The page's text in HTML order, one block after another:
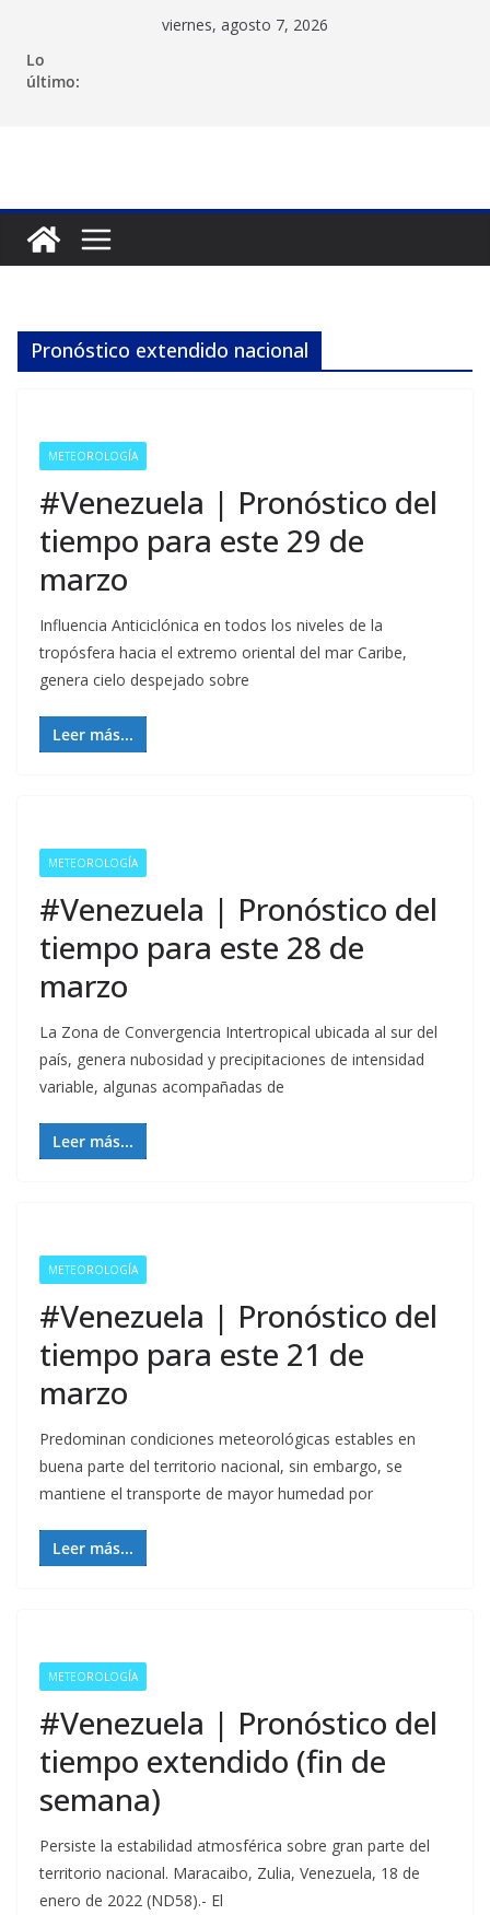
contenido
viernes, agosto 7, 2026
Lo
último:
Pronóstico extendido nacional
METEOROLOGÍA
#Venezuela | Pronóstico del
tiempo para este 29 de
marzo
Influencia Anticiclónica en todos los niveles de la
tropósfera hacia el extremo oriental del mar Caribe,
genera cielo despejado sobre
Leer más...
METEOROLOGÍA
#Venezuela | Pronóstico del
tiempo para este 28 de
marzo
La Zona de Convergencia Intertropical ubicada al sur del
país, genera nubosidad y precipitaciones de intensidad
variable, algunas acompañadas de
Leer más...
METEOROLOGÍA
#Venezuela | Pronóstico del
tiempo para este 21 de
marzo
Predominan condiciones meteorológicas estables en
buena parte del territorio nacional, sin embargo, se
mantiene el transporte de mayor humedad por
Leer más...
METEOROLOGÍA
#Venezuela | Pronóstico del
tiempo extendido (fin de
semana)
Persiste la estabilidad atmosférica sobre gran parte del
territorio nacional. Maracaibo, Zulia, Venezuela, 18 de
enero de 2022 (ND58).- El